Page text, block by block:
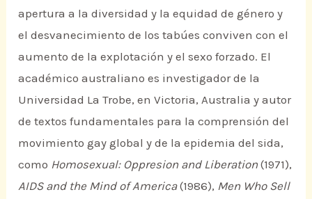
apertura a la diversidad y la equidad de género y
el desvanecimiento de los tabúes conviven con el
aumento de la explotación y el sexo forzado. El
académico australiano es investigador de la
Universidad La Trobe, en Victoria, Australia y autor
de textos fundamentales para la comprensión del
movimiento gay global y de la epidemia del sida,
como Homosexual: Oppresion and Liberation (1971),
AIDS and the Mind of America(1986), Men Who Sell